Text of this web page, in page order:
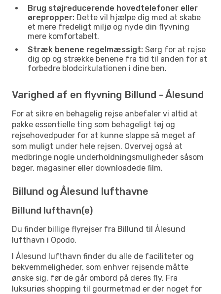
Brug støjreducerende hovedtelefoner eller
ørepropper: Dette vil hjælpe dig med at skabe
et mere fredeligt miljø og nyde din flyvning
mere komfortabelt.
Stræk benene regelmæssigt: Sørg for at rejse
dig op og strække benene fra tid til anden for at
forbedre blodcirkulationen i dine ben.
Varighed af en flyvning Billund - Ålesund
For at sikre en behagelig rejse anbefaler vi altid at
pakke essentielle ting som behageligt tøj og
rejsehovedpuder for at kunne slappe så meget af
som muligt under hele rejsen. Overvej også at
medbringe nogle underholdningsmuligheder såsom
bøger, magasiner eller downloadede film.
Billund og Ålesund lufthavne
Billund lufthavn(e)
Du finder billige flyrejser fra Billund til Ålesund
lufthavn i Opodo.
I Ålesund lufthavn finder du alle de faciliteter og
bekvemmeligheder, som enhver rejsende måtte
ønske sig, før de går ombord på deres fly. Fra
luksuriøs shopping til gourmetmad er der noget for